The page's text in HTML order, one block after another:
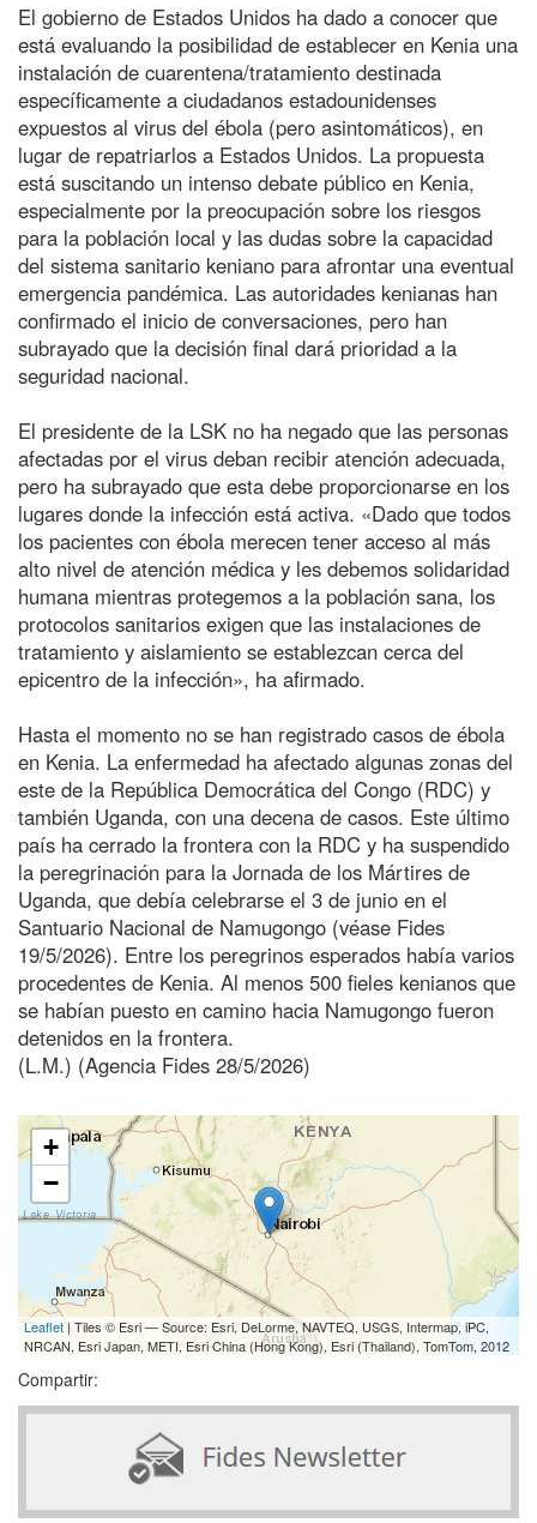
El gobierno de Estados Unidos ha dado a conocer que
está evaluando la posibilidad de establecer en Kenia una
instalación de cuarentena/tratamiento destinada
específicamente a ciudadanos estadounidenses
expuestos al virus del ébola (pero asintomáticos), en
lugar de repatriarlos a Estados Unidos. La propuesta
está suscitando un intenso debate público en Kenia,
especialmente por la preocupación sobre los riesgos
para la población local y las dudas sobre la capacidad
del sistema sanitario keniano para afrontar una eventual
emergencia pandémica. Las autoridades kenianas han
confirmado el inicio de conversaciones, pero han
subrayado que la decisión final dará prioridad a la
seguridad nacional.
El presidente de la LSK no ha negado que las personas
afectadas por el virus deban recibir atención adecuada,
pero ha subrayado que esta debe proporcionarse en los
lugares donde la infección está activa. «Dado que todos
los pacientes con ébola merecen tener acceso al más
alto nivel de atención médica y les debemos solidaridad
humana mientras protegemos a la población sana, los
protocolos sanitarios exigen que las instalaciones de
tratamiento y aislamiento se establezcan cerca del
epicentro de la infección», ha afirmado.
Hasta el momento no se han registrado casos de ébola
en Kenia. La enfermedad ha afectado algunas zonas del
este de la República Democrática del Congo (RDC) y
también Uganda, con una decena de casos. Este último
país ha cerrado la frontera con la RDC y ha suspendido
la peregrinación para la Jornada de los Mártires de
Uganda, que debía celebrarse el 3 de junio en el
Santuario Nacional de Namugongo (véase Fides
19/5/2026). Entre los peregrinos esperados había varios
procedentes de Kenia. Al menos 500 fieles kenianos que
se habían puesto en camino hacia Namugongo fueron
detenidos en la frontera.
(L.M.) (Agencia Fides 28/5/2026)
+
−
Leaflet | Tiles © Esri — Source: Esri, DeLorme, NAVTEQ, USGS, Intermap, iPC,
NRCAN, Esri Japan, METI, Esri China (Hong Kong), Esri (Thailand), TomTom, 2012
Compartir: